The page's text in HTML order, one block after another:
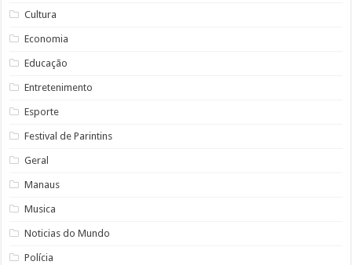
Cultura
Economia
Educação
Entretenimento
Esporte
Festival de Parintins
Geral
Manaus
Musica
Noticias do Mundo
Polícia